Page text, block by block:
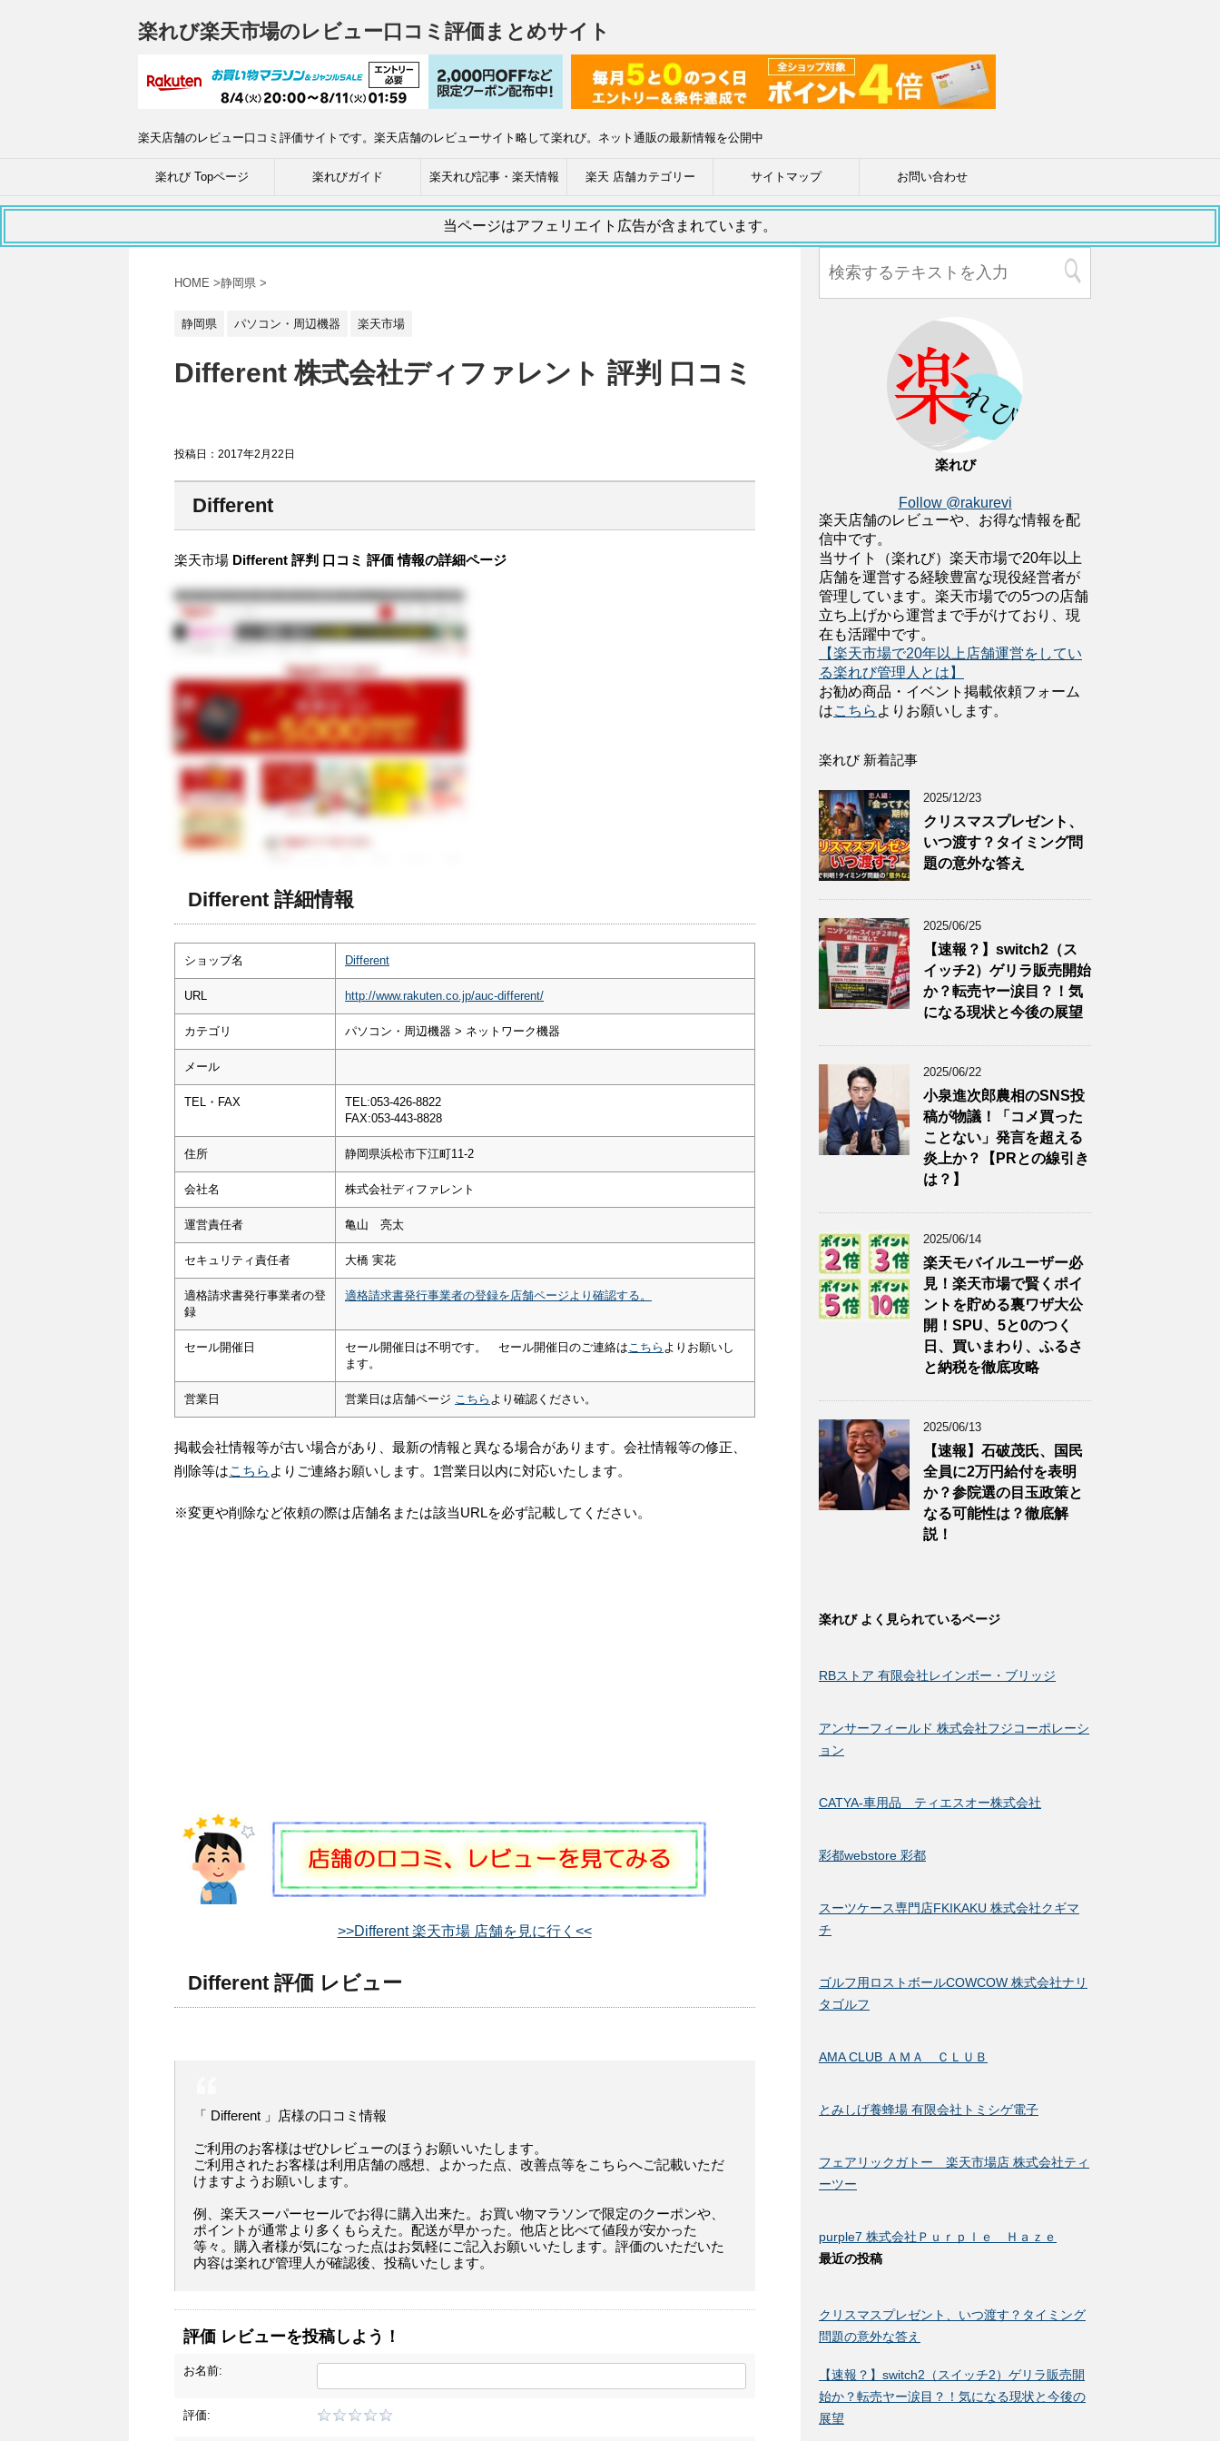
楽れび楽天市場のレビュー口コミ評価まとめサイト
楽天店舗のレビュー口コミ評価サイトです。楽天店舗のレビューサイト略して楽れび。ネット通販の最新情報を公開中
楽れび Topページ 楽れびガイド 楽天れび記事・楽天情報 楽天 店舗カテゴリー サイトマップ お問い合わせ
当ページはアフェリエイト広告が含まれています。
HOME >静岡県 >
静岡県 パソコン・周辺機器 楽天市場
Different 株式会社ディファレント 評判 口コミ
投稿日： 2017年2月22日
Different
楽天市場 Different 評判 口コミ 評価 情報の詳細ページ
Different 詳細情報
ショップ名 Different
URL http://www.rakuten.co.jp/auc-different/
カテゴリ パソコン・周辺機器 > ネットワーク機器
メール
TEL・FAX
TEL:053-426-8822
FAX:053-443-8828
住所 静岡県浜松市下江町11-2
会社名 株式会社ディファレント
運営責任者 亀山 亮太
セキュリティ責任者 大橋 実花
適格請求書発行事業者の登
録
適格請求書発行事業者の登録を店舗ページより確認する。
セール開催日 セール開催日は不明です。 セール開催日のご連絡は こちら よりお願いし
ます。
営業日 営業日は店舗ページ こちら より確認ください。
掲載会社情報等が古い場合があり、最新の情報と異なる場合があります。会社情報等の修正、
削除等はこちら よりご連絡お願いします。1営業日以内に対応いたします。
※変更や削除など依頼の際は店舗名または該当URLを必ず記載してください。
>>Different 楽天市場 店舗を見に行く<<
Different 評価 レビュー
「 Different 」店様の口コミ情報
ご利用のお客様はぜひレビューのほうお願いいたします。
ご利用されたお客様は利用店舗の感想、よかった点、改善点等をこちらへご記載いただ
けますようお願いします。
例、楽天スーパーセールでお得に購入出来た。お買い物マラソンで限定のクーポンや、
ポイントが通常より多くもらえた。配送が早かった。他店と比べて値段が安かった
等々。購入者様が気になった点はお気軽にご記入お願いいたします。評価のいただいた
内容は楽れび管理人が確認後、投稿いたします。
評価 レビューを投稿しよう！
お名前:
評価:
楽れび
Follow @rakurevi
楽天店舗のレビューや、お得な情報を配
信中です。
当サイト（楽れび）楽天市場で20年以上
店舗を運営する経験豊富な現役経営者が
管理しています。楽天市場での5つの店舗
立ち上げから運営まで手がけており、現
在も活躍中です。
【楽天市場で20年以上店舗運営をしてい
る楽れび管理人とは】
お勧め商品・イベント掲載依頼フォーム
はこちら よりお願いします。
楽れび 新着記事
2025/12/23
クリスマスプレゼント、
いつ渡す？タイミング問
題の意外な答え
2025/06/25
【速報？】switch2（ス
イッチ2）ゲリラ販売開始
か？転売ヤー涙目？！気
になる現状と今後の展望
2025/06/22
小泉進次郎農相のSNS投
稿が物議！「コメ買った
ことない」発言を超える
炎上か？【PRとの線引き
は？】
2025/06/14
楽天モバイルユーザー必
見！楽天市場で賢くポイ
ントを貯める裏ワザ大公
開！SPU、5と0のつく
日、買いまわり、ふるさ
と納税を徹底攻略
2025/06/13
【速報】石破茂氏、国民
全員に2万円給付を表明
か？参院選の目玉政策と
なる可能性は？徹底解
説！
楽れび よく見られているページ
RBストア 有限会社レインボー・ブリッジ
アンサーフィールド 株式会社フジコーポレーシ
ョン
CATYA-車用品 ティエスオー株式会社
彩都webstore 彩都
スーツケース専門店FKIKAKU 株式会社クギマ
チ
ゴルフ用ロストボールCOWCOW 株式会社ナリ
タゴルフ
AMA CLUB ＡＭＡ ＣＬＵＢ
とみしげ養蜂場 有限会社トミシゲ電子
フェアリックガトー 楽天市場店 株式会社ティ
ーツー
purple7 株式会社Ｐｕｒｐｌｅ Ｈａｚｅ
最近の投稿
クリスマスプレゼント、いつ渡す？タイミング
問題の意外な答え
【速報？】switch2（スイッチ2）ゲリラ販売開
始か？転売ヤー涙目？！気になる現状と今後の
展望